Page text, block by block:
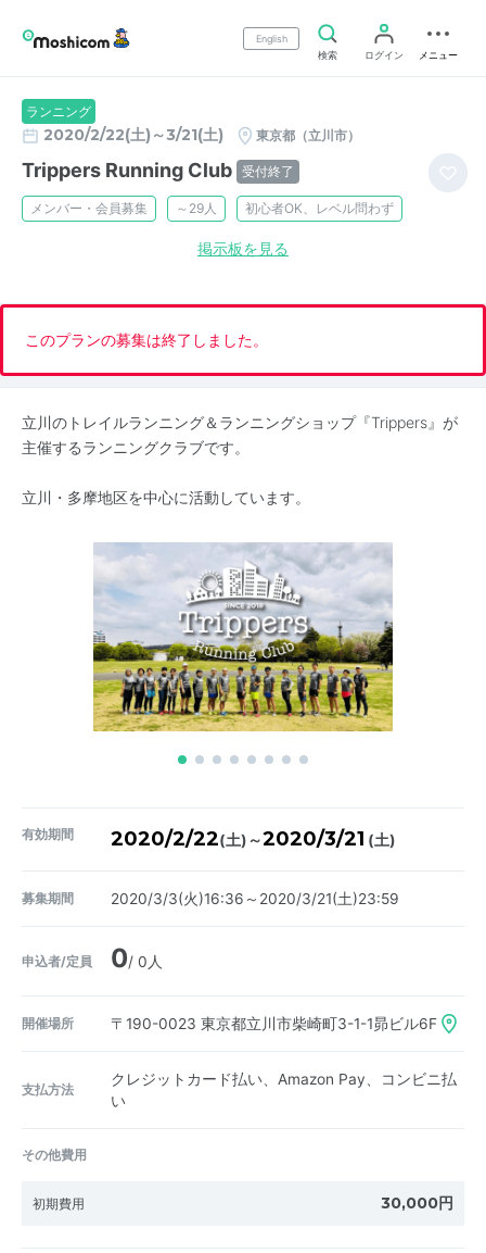
English
検索
ログイン メニュー
ランニング
2020/2/22(土)～3/21(土) 東京都（立川市）
Trippers Running Club 受付終了
メンバー・会員募集 ～29人 初心者OK、レベル問わず
掲示板を見る
このプランの募集は終了しました。
立川のトレイルランニング＆ランニングショップ『Trippers』が
主催するランニングクラブです。
立川・多摩地区を中心に活動しています。
有効期間 2020/2/22(土) ～2020/3/21 (土)
募集期間 2020/3/3(火)16:36～2020/3/21(土)23:59
申込者/定員 0/ 0人
開催場所 〒190-0023 東京都立川市柴崎町3-1-1昴ビル6F
支払方法
クレジットカード払い、Amazon Pay、コンビニ払
い
その他費用
初期費用 30,000円